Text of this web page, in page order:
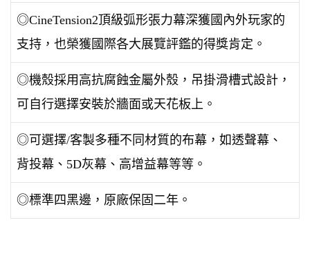
◎CineTension2頂級弧形張力幕深獲國內外玩家的
支持，也榮獲國際各大展覽評鑑的得獎肯定。
◎機殼採用高抗腐蝕金屬外殼，吊掛滑槽式設計，
可自行選擇安裝於牆面或天花板上。
◎可選擇/客製多種不同材質的布幕，如透聲幕、
背投幕、5D灰幕、高增益幕等等。
◎標準四黑邊，原廠保固二年。